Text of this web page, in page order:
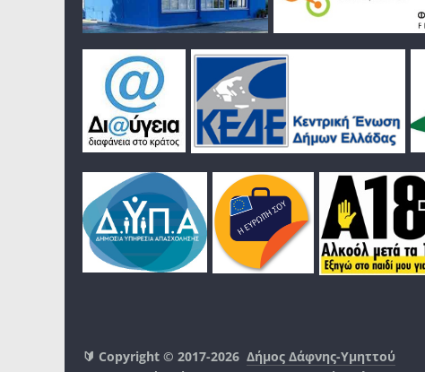
🔰 Copyright © 2017-2026 Δήμος Δάφνης-Υμηττού